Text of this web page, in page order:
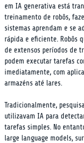
em IA generativa está
treinamento de robôs,
sistemas aprendam e se
rápida e eficiente. Robôs
de extensos períodos de
podem executar tarefas
imediatamente, com
armazéns até lares.
Tradicionalmente,
utilizavam IA para
tarefas simples. No
large language models,